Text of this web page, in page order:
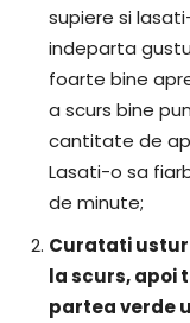
supiere si
indeparta
foarte bine
a scurs bine
cantitate de
Lasati-o sa
de minute;
Curatati
la scurs, apoi
partea verde